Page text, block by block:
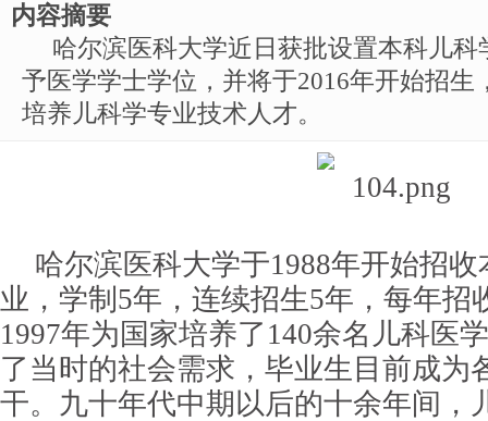
内容摘要
哈尔滨医科大学近日获批设置本科儿
予医学学士学位，并将于2016年开始招生
培养儿科学专业技术人才。
哈尔滨医科大学于1988年开始招
业，学制5年，连续招生5年，每年招
1997年为国家培养了140余名儿科医
了当时的社会需求，毕业生目前成为
干。九十年代中期以后的十余年间，